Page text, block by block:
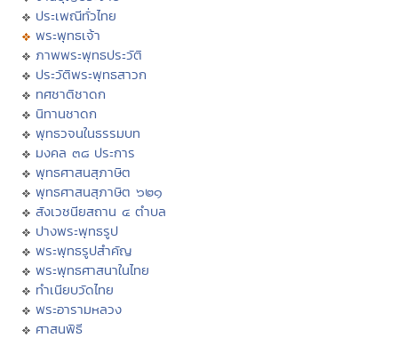
ประเพณีทั่วไทย
พระพุทธเจ้า
ภาพพระพุทธประวัติ
ประวัติพระพุทธสาวก
ทศชาติชาดก
นิทานชาดก
พุทธวจนในธรรมบท
มงคล ๓๘ ประการ
พุทธศาสนสุภาษิต
พุทธศาสนสุภาษิต ๖๒๑
สังเวชนียสถาน ๔ ตำบล
ปางพระพุทธรูป
พระพุทธรูปสำคัญ
พระพุทธศาสนาในไทย
ทำเนียบวัดไทย
พระอารามหลวง
ศาสนพิธี